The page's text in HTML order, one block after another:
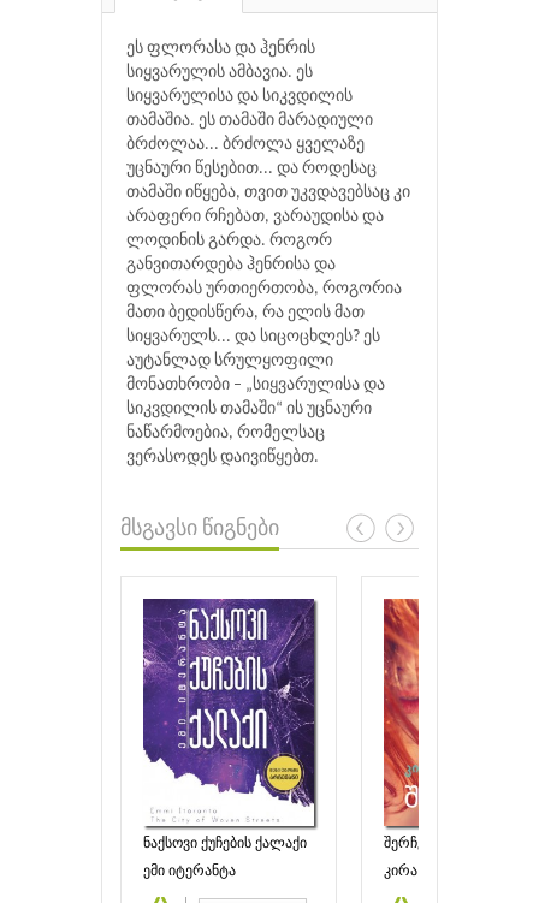
ეს ფლორასა და ჰენრის
სიყვარულის ამბავია. ეს
სიყვარულისა და სიკვდილის
თამაშია. ეს თამაში მარადიული
ბრძოლაა... ბრძოლა ყველაზე
უცნაური წესებით... და როდესაც
თამაში იწყება, თვით უკვდავებსაც კი
არაფერი რჩებათ, ვარაუდისა და
ლოდინის გარდა. როგორ
განვითარდება ჰენრისა და
ფლორას ურთიერთობა, როგორია
მათი ბედისწერა, რა ელის მათ
სიყვარულს... და სიცოცხლეს? ეს
აუტანლად სრულყოფილი
მონათხრობი – „სიყვარულისა და
სიკვდილის თამაში“ ის უცნაური
ნაწარმოებია, რომელსაც
ვერასოდეს დაივიწყებთ.
მსგავსი წიგნები
ნაქსოვი ქუჩების ქალაქი
ემი იტერანტა
შერჩევა
კირა კასი